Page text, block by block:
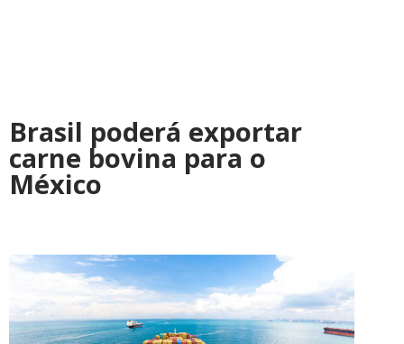
Brasil poderá exportar
carne bovina para o
México